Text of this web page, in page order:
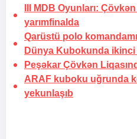
III MDB Oyunları:
yarımfinalda
Qarüstü polo
Dünya Kubokunda
Peşəkar Çövkən
ARAF kuboku uğrunda
yekunlaşıb